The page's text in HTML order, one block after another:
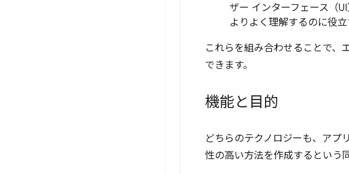
ザー インターフェース（
よりよく理解するのに役立
これらを組み合わせることで、
できます。
機能と目的
どちらのテクノロジーも、アプ
性の高い方法を作成するという